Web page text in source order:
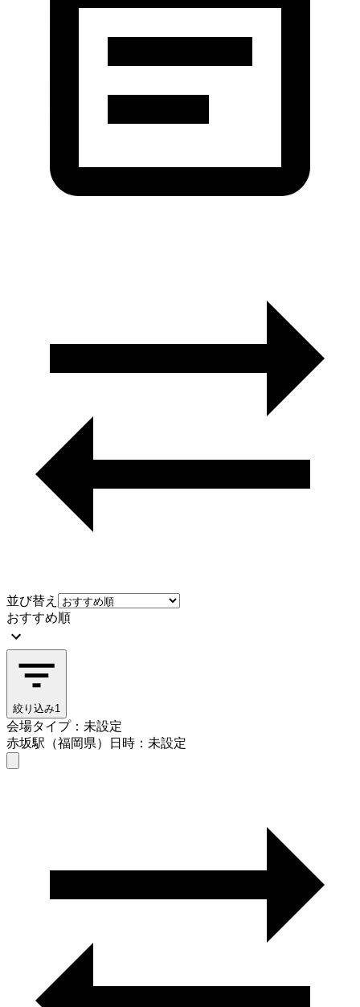
並び替え
おすすめ順
絞り込み1
会場タイプ：未設定
赤坂駅（福岡県）
日時：未設定